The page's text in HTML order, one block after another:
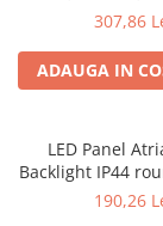
Iluminat pe
Accesorii
Seturi si spoturi
Iluminat pe sină
Abajururi
Sistem
Accesorii
Benzi luminoase
Corpuri de
Minispoturi
Obiecte
3000K, gri
307,86
ADAUGA IN
LED Panel
Backlight IP44 round 190mm
11,2W 850lm
190,26